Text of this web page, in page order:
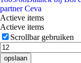
partner Ceva
Actieve items
Actieve items
Scrollbar gebruiken
opslaan